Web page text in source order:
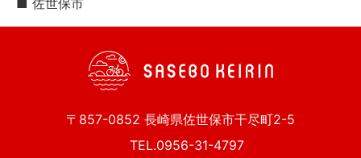
■ 佐世保市
〒857-0852 長崎県佐世保市干尽町2-5
TEL.0956-31-4797